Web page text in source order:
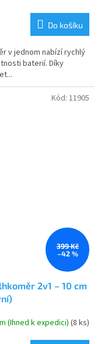
Do košíku
v jednom nabízí rychlý
baterií. Díky
399 Kč
–42 %
2v1 – 10 cm
(Ihned k expedici)(8 ks)
Kód: 11905